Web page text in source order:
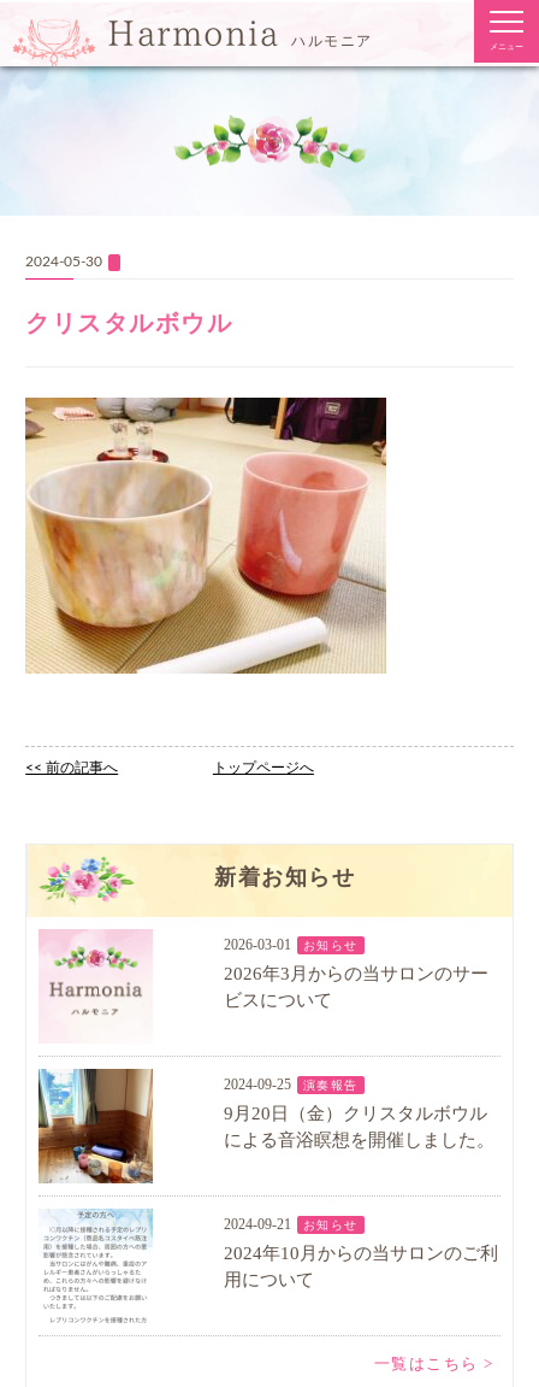
Harmonia ハルモニア メニュー
2024-05-30
クリスタルボウル
<< 前の記事へ トップページへ
新着お知らせ
2026-03-01 お知らせ
2026年3月からの当サロンのサー
ビスについて
2024-09-25 演奏報告
9月20日（金）クリスタルボウル
による音浴瞑想を開催しました。
2024-09-21 お知らせ
2024年10月からの当サロンのご利
用について
一覧はこちら >